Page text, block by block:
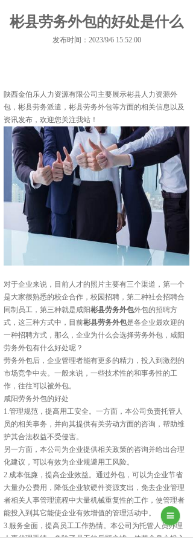
彬县劳务外包的好处是什么
发布时间：2023/9/6 15:52:00
陕西金伯乐人力资源有限公司主要展示彬县人力资源外
包 ，彬县劳务派遣，彬县劳务外包等方面的相关信息以及
资讯发布，欢迎您关注我站！
对于企业来说，目前人才的照片主要有三个渠道，第一个
是大家很熟悉的校企合作，校园招聘，第二种社会招聘合
同制员工，第三种就是咸阳彬县劳务外包外包的招聘方
式，这三种方式中，目前彬县劳务外包是各企业最欢迎的
一种招聘方式，那么，企业为什么会选择劳务外包，咸阳
劳务外包有什么好处呢？
劳务外包后，企业管理者能有更多的精力，投入到激烈的
市场竞争中去。一般来说，一些技术性的和事务性的工
作，往往可以被外包。
咸阳劳务外包的好处
1.管理规范，提高用工安全。一方面，本公司负责托管人
员的相关事务，并向其提供有关劳动方面的咨询，帮助维
护其合法权益不受侵害。
另一方面，本公司为企业提供相关政策的咨询并给出合理
化建议，可以有效为企业规避用工风险。
2.成本低廉，提高企业效益。通过外包，可以为企业节省
大量办公费用，降低企业软硬件资源支出，免去企业管理
者相关人事管理流程中大量机械重复性的工作，使管理者
能投入到其它能使企业有效增值的管理活动中。
3.服务全面，提高员工工作热情。本公司为托管人员办理
人事代理手续，免除了员工的后顾之忧，使其全身心投入